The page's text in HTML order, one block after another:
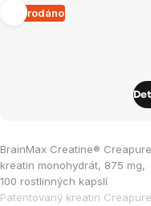
Vyprodáno
BrainMax Creatine®
kreatin monohydrát, 875 mg,
100 rostlinných kapslí
Patentovaný kreatin
hodnocení
produktu
je